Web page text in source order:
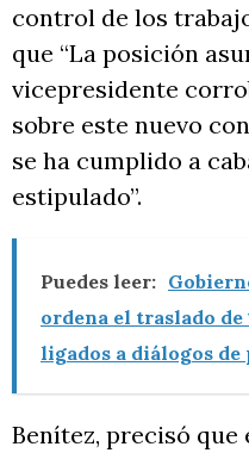
control de los
que “La posición
vicepresidente
sobre este nuevo
se ha cumplido a
estipulado”.
Puedes leer:
ordena el traslado
ligados a diálogos de
Benítez, precisó que